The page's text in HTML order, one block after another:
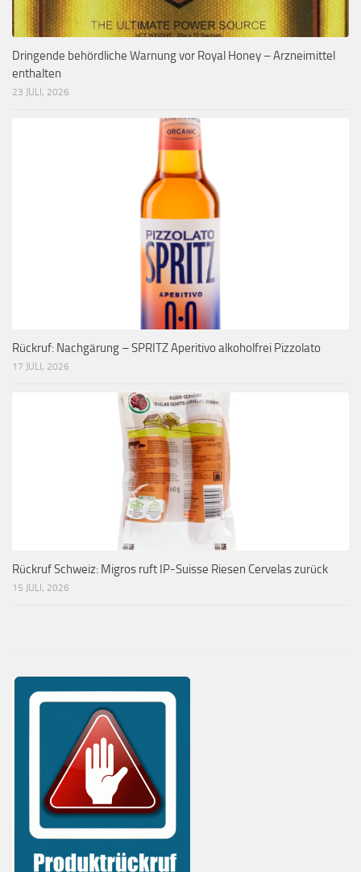
Dringende behördliche Warnung vor Royal Honey – Arzneimittel
enthalten
23 JULI, 2026
Rückruf: Nachgärung – SPRITZ Aperitivo alkoholfrei Pizzolato
17 JULI, 2026
Rückruf Schweiz: Migros ruft IP-Suisse Riesen Cervelas zurück
15 JULI, 2026